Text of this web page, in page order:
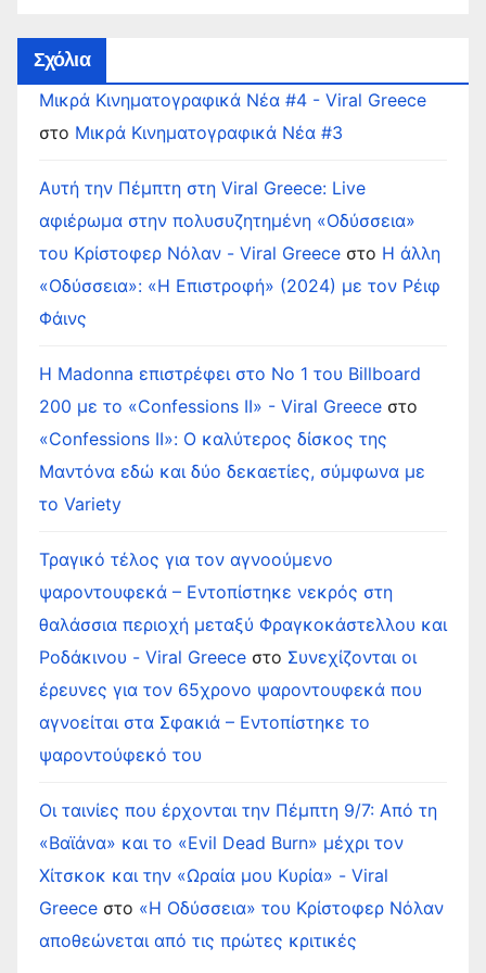
Σχόλια
Μικρά Κινηματογραφικά Νέα #4 - Viral Greece
στο Μικρά Κινηματογραφικά Νέα #3
Αυτή την Πέμπτη στη Viral Greece: Live
αφιέρωμα στην πολυσυζητημένη «Οδύσσεια»
του Κρίστοφερ Νόλαν - Viral Greece στο Η άλλη
«Οδύσσεια»: «Η Επιστροφή» (2024) με τον Ρέιφ
Φάινς
Η Madonna επιστρέφει στο Νο 1 του Billboard
200 με το «Confessions II» - Viral Greece στο
«Confessions II»: Ο καλύτερος δίσκος της
Μαντόνα εδώ και δύο δεκαετίες, σύμφωνα με
το Variety
Τραγικό τέλος για τον αγνοούμενο
ψαροντουφεκά – Εντοπίστηκε νεκρός στη
θαλάσσια περιοχή μεταξύ Φραγκοκάστελλου και
Ροδάκινου - Viral Greece στο Συνεχίζονται οι
έρευνες για τον 65χρονο ψαροντουφεκά που
αγνοείται στα Σφακιά – Εντοπίστηκε το
ψαροντούφεκό του
Οι ταινίες που έρχονται την Πέμπτη 9/7: Από τη
«Βαϊάνα» και το «Evil Dead Burn» μέχρι τον
Χίτσκοκ και την «Ωραία μου Κυρία» - Viral
Greece στο «Η Οδύσσεια» του Κρίστοφερ Νόλαν
αποθεώνεται από τις πρώτες κριτικές